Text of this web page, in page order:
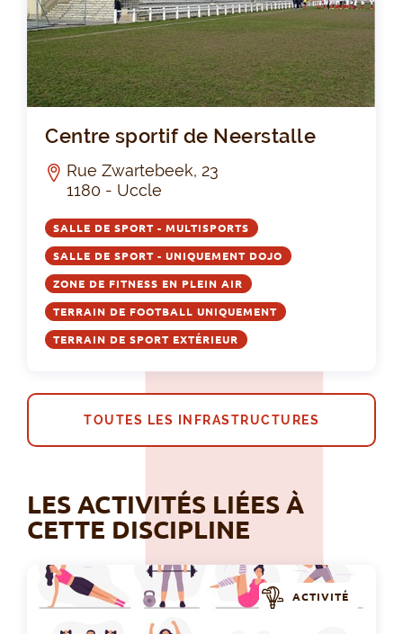
Centre sportif de Neerstalle
Rue Zwartebeek, 23
1180 - Uccle
SALLE DE SPORT - MULTISPORTS
SALLE DE SPORT - UNIQUEMENT DOJO
ZONE DE FITNESS EN PLEIN AIR
TERRAIN DE FOOTBALL UNIQUEMENT
TERRAIN DE SPORT EXTÉRIEUR
TOUTES LES INFRASTRUCTURES
LES ACTIVITÉS LIÉES À
CETTE DISCIPLINE
ACTIVITÉ